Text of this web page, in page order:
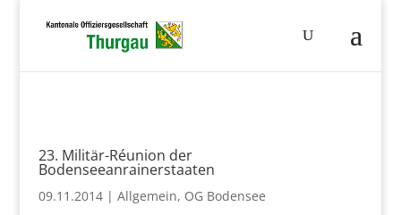
23. Militär-Réunion der
Bodenseeanrainerstaaten
09.11.2014| Allgemein, OG Bodensee